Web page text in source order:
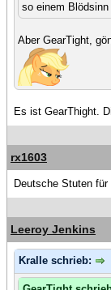
so einem
Aber GearTight,
Es ist GearThight.
rx1603
Deutsche Stuten
Leeroy Jenkins
Kralle schrieb: